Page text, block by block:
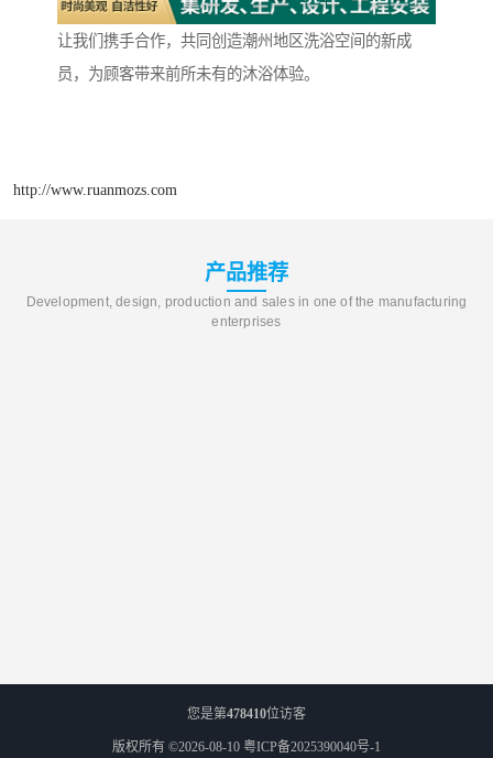
让我们携手合作，共同创造潮州地区洗浴空间的新成
员，为顾客带来前所未有的沐浴体验。
http://www.ruanmozs.com
产品推荐
Development, design, production and sales in one of the manufacturing
enterprises
您是第478410位访客
版权所有 ©2026-08-10 粤ICP备2025390040号-1